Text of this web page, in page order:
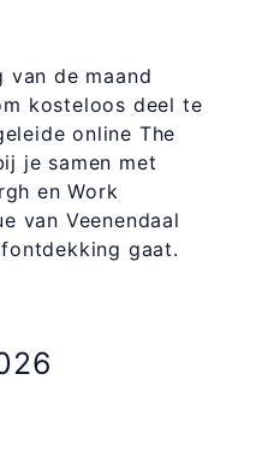
van de maand
kosteloos deel te
online The
je samen met
en Work
van Veenendaal
gaat.